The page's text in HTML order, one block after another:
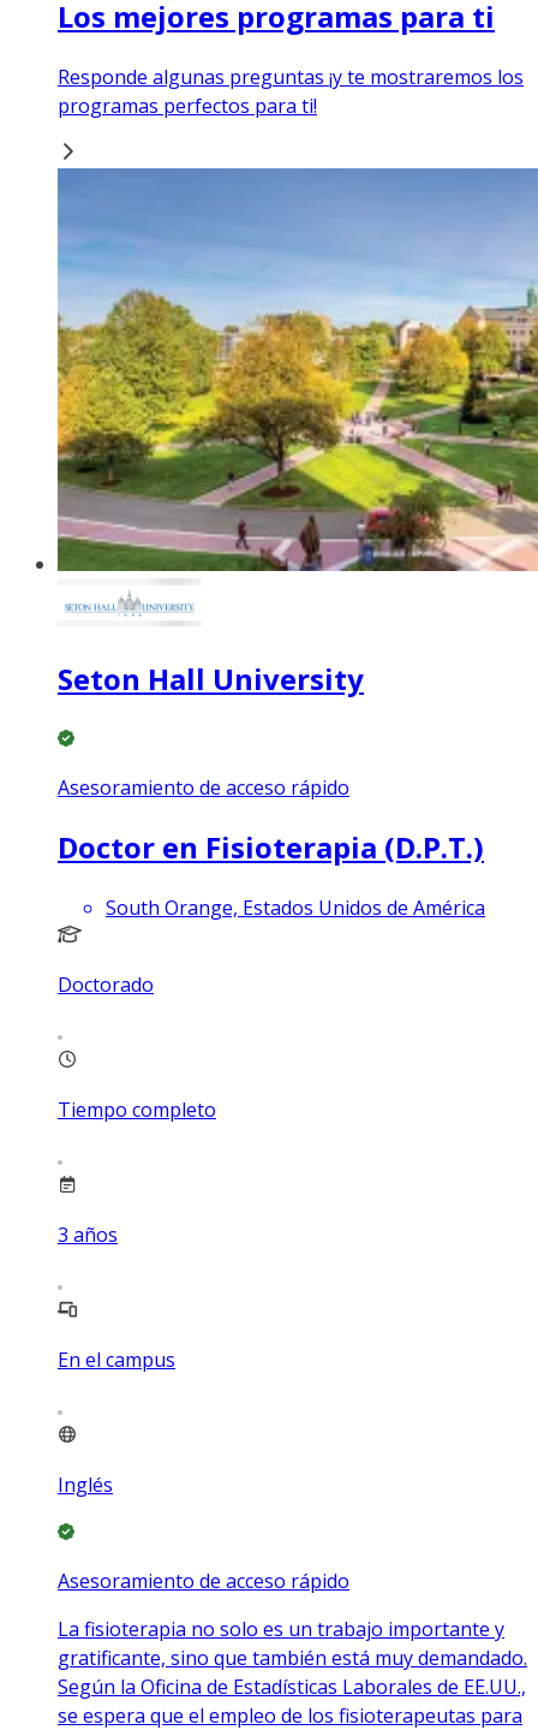
Los mejores programas para ti
Responde algunas preguntas ¡y te mostraremos los
programas perfectos para ti!
Seton Hall University
Asesoramiento de acceso rápido
Doctor en Fisioterapia (D.P.T.)
South Orange, Estados Unidos de América
Doctorado
Tiempo completo
3 años
En el campus
Inglés
Asesoramiento de acceso rápido
La fisioterapia no solo es un trabajo importante y
gratificante, sino que también está muy demandado.
Según la Oficina de Estadísticas Laborales de EE.UU.,
se espera que el empleo de los fisioterapeutas para